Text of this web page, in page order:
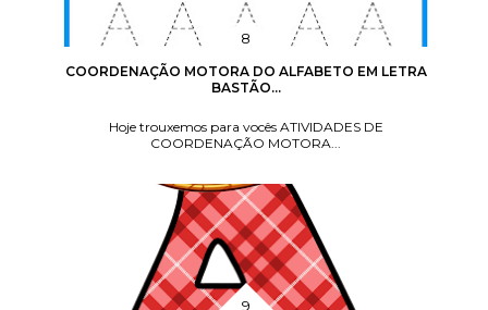
COORDENAÇÃO MOTORA DO ALFABETO EM LETRA
BASTÃO...
Hoje trouxemos para vocês ATIVIDADES DE
COORDENAÇÃO MOTORA...